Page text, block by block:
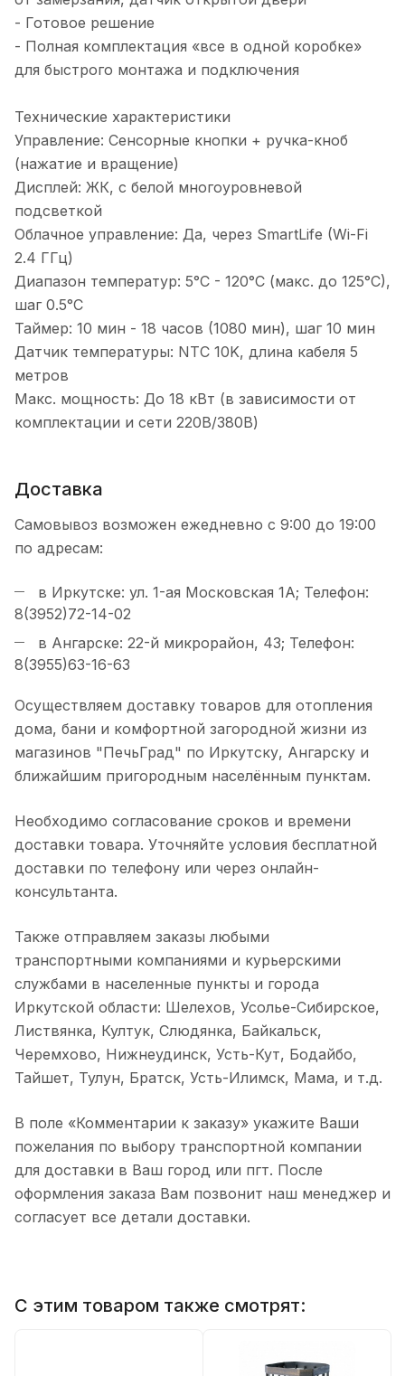
- Готовое решение
- Полная комплектация «все в одной коробке»
для быстрого монтажа и подключения
Технические характеристики
Управление: Сенсорные кнопки + ручка-кноб
(нажатие и вращение)
Дисплей: ЖК, с белой многоуровневой
подсветкой
Облачное управление: Да, через SmartLife (Wi-Fi
2.4 ГГц)
Диапазон температур: 5°C - 120°C (макс. до 125°C),
шаг 0.5°C
Таймер: 10 мин - 18 часов (1080 мин), шаг 10 мин
Датчик температуры: NTC 10K, длина кабеля 5
метров
Макс. мощность: До 18 кВт (в зависимости от
комплектации и сети 220В/380В)
Доставка
Самовывоз возможен ежедневно с 9:00 до 19:00
по адресам:
в Иркутске: ул. 1-ая Московская 1А; Телефон:
8(3952)72-14-02
в Ангарске: 22-й микрорайон, 43; Телефон:
8(3955)63-16-63
Осуществляем доставку товаров для отопления
дома, бани и комфортной загородной жизни из
магазинов "ПечьГрад" по Иркутску, Ангарску и
ближайшим пригородным населённым пунктам.
Необходимо согласование сроков и времени
доставки товара. Уточняйте условия бесплатной
доставки по телефону или через онлайн-
консультанта.
Также отправляем заказы любыми
транспортными компаниями и курьерскими
службами в населенные пункты и города
Иркутской области: Шелехов, Усолье-Сибирское,
Листвянка, Култук, Слюдянка, Байкальск,
Черемхово, Нижнеудинск, Усть-Кут, Бодайбо,
Тайшет, Тулун, Братск, Усть-Илимск, Мама, и т.д.
В поле «Комментарии к заказу» укажите Ваши
пожелания по выбору транспортной компании
для доставки в Ваш город или пгт. После
оформления заказа Вам позвонит наш менеджер и
согласует все детали доставки.
С этим товаром также смотрят: